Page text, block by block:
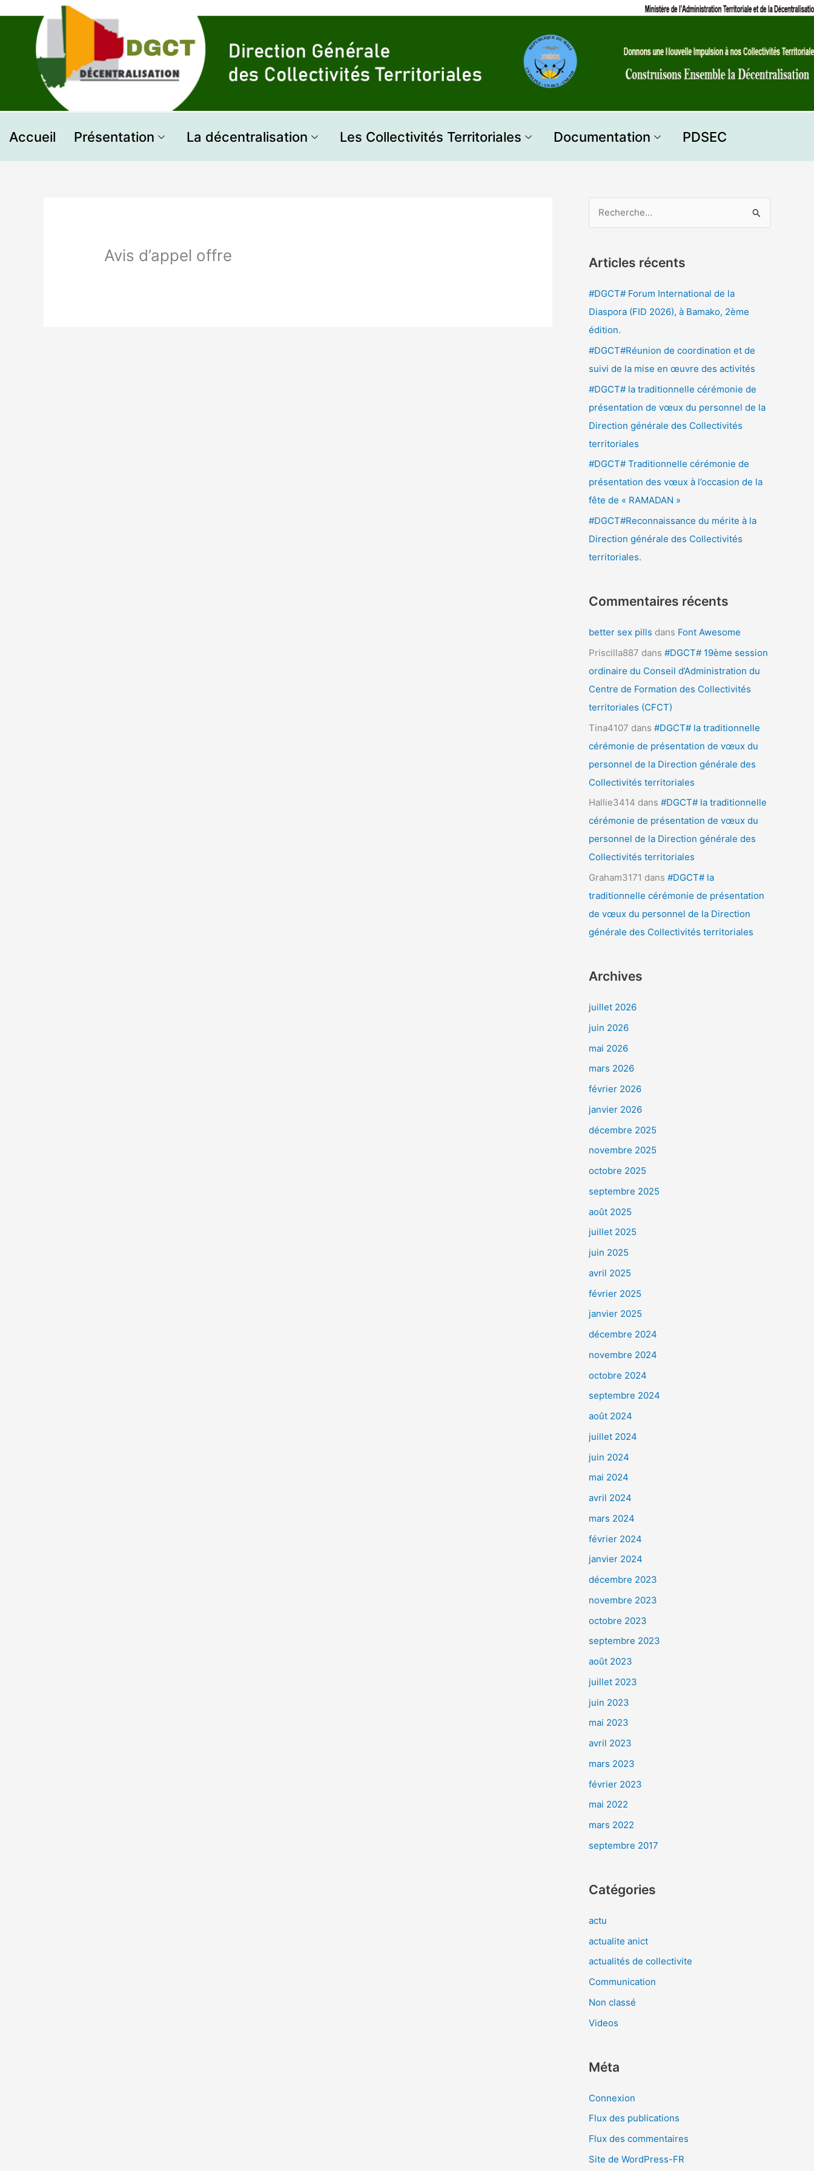
Accueil Présentation La décentralisation Les Collectivités Territoriales Documentation PDSEC
Avis d’appel offre
h
e
r
c
:
Articles récents
#DGCT# Forum International de la
Diaspora (FID 2026), à Bamako, 2ème
édition.
#DGCT#Réunion de coordination et de
suivi de la mise en œuvre des activités
#DGCT# la traditionnelle cérémonie de
présentation de vœux du personnel de la
Direction générale des Collectivités
territoriales
#DGCT# Traditionnelle cérémonie de
présentation des vœux à l’occasion de la
fête de « RAMADAN »
#DGCT#Reconnaissance du mérite à la
Direction générale des Collectivités
territoriales.
Commentaires récents
better sex pills dans Font Awesome
Priscilla887 dans #DGCT# 19ème session
ordinaire du Conseil d’Administration du
Centre de Formation des Collectivités
territoriales (CFCT)
Tina4107 dans #DGCT# la traditionnelle
cérémonie de présentation de vœux du
personnel de la Direction générale des
Collectivités territoriales
Hallie3414 dans #DGCT# la traditionnelle
cérémonie de présentation de vœux du
personnel de la Direction générale des
Collectivités territoriales
Graham3171 dans #DGCT# la
traditionnelle cérémonie de présentation
de vœux du personnel de la Direction
générale des Collectivités territoriales
Archives
juillet 2026
juin 2026
mai 2026
mars 2026
février 2026
janvier 2026
décembre 2025
novembre 2025
octobre 2025
septembre 2025
août 2025
juillet 2025
juin 2025
avril 2025
février 2025
janvier 2025
décembre 2024
novembre 2024
octobre 2024
septembre 2024
août 2024
juillet 2024
juin 2024
mai 2024
avril 2024
mars 2024
février 2024
janvier 2024
décembre 2023
novembre 2023
octobre 2023
septembre 2023
août 2023
juillet 2023
juin 2023
mai 2023
avril 2023
mars 2023
février 2023
mai 2022
mars 2022
septembre 2017
Catégories
actu
actualite anict
actualités de collectivite
Communication
Non classé
Videos
Méta
Connexion
Flux des publications
Flux des commentaires
Site de WordPress-FR